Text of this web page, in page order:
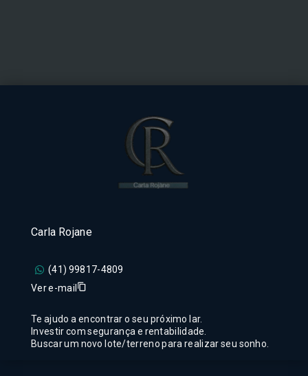
Carla Rojane
(41) 99817-4809
Ver e-mail
Te ajudo a encontrar o seu próximo lar.
Investir com segurança e rentabilidade.
Buscar um novo lote/terreno para realizar seu sonho.